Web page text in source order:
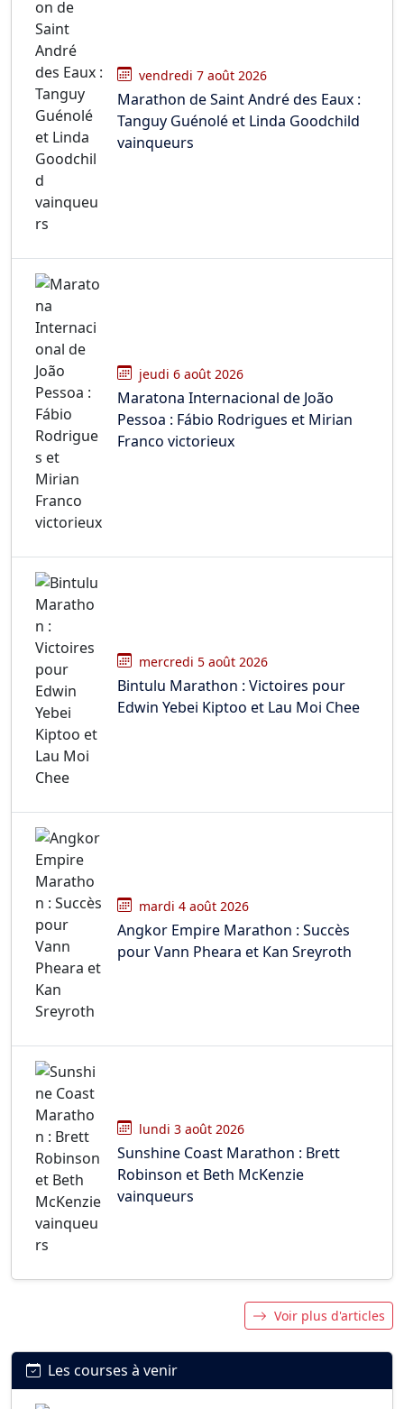
vendredi 7 août 2026
Marathon de Saint André des Eaux :
Tanguy Guénolé et Linda Goodchild
vainqueurs
jeudi 6 août 2026
Maratona Internacional de João
Pessoa : Fábio Rodrigues et Mirian
Franco victorieux
mercredi 5 août 2026
Bintulu Marathon : Victoires pour
Edwin Yebei Kiptoo et Lau Moi Chee
mardi 4 août 2026
Angkor Empire Marathon : Succès
pour Vann Pheara et Kan Sreyroth
lundi 3 août 2026
Sunshine Coast Marathon : Brett
Robinson et Beth McKenzie
vainqueurs
Voir plus d'articles
Les courses à venir